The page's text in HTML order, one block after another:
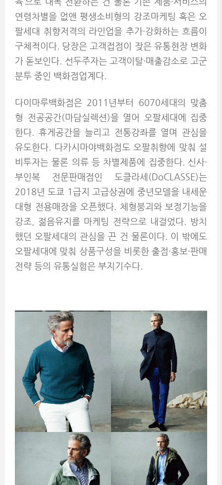
연령차별을 없앤 평생소비형의 강조마케팅 혹은 오
팔세대 취향저격의 라인업을 추가·강화하는 흐름이
구체적이다. 당장은 고객접점이 잦은 유통현장 변화
가 돋보인다. 선두주자는 고객이탈·매출감소로 고군
분투 중인 백화점업계다.
다이마루백화점은 2011년부터 6070세대의 맞춤
형 전공공간(마담실렉션)을 열어 오팔세대에 집중
한다. 휴게공간을 늘리고 전통강좌를 열며 관심을
유도한다. 다카시마야백화점도 오팔취향에 맞춰 설
비투자는 물론 의류 등 차별제품에 집중한다. 신사·
부인복 전문판매점인 도클라세(DoCLASSE)는
2018년 도쿄 1급지 고급상권에 중년모델을 내세운
대형 전용매장을 오픈했다. 체형붕괴와 보정기능을
강조, 젊음유지를 마케팅 전략으로 내걸었다. 방치
했던 오팔세대의 관심을 끈 건 물론이다. 이 밖에도
오팔세대에 맞춰 상품구성을 비롯한 출점·홍보·판매
전략 등의 유통실험은 부지기수다.